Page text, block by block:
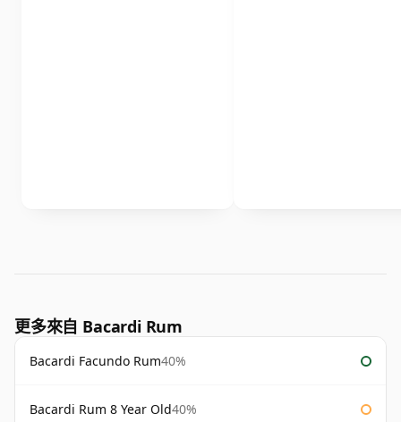
更多來自 Bacardi Rum
Bacardi Facundo Rum40%
Bacardi Rum 8 Year Old40%